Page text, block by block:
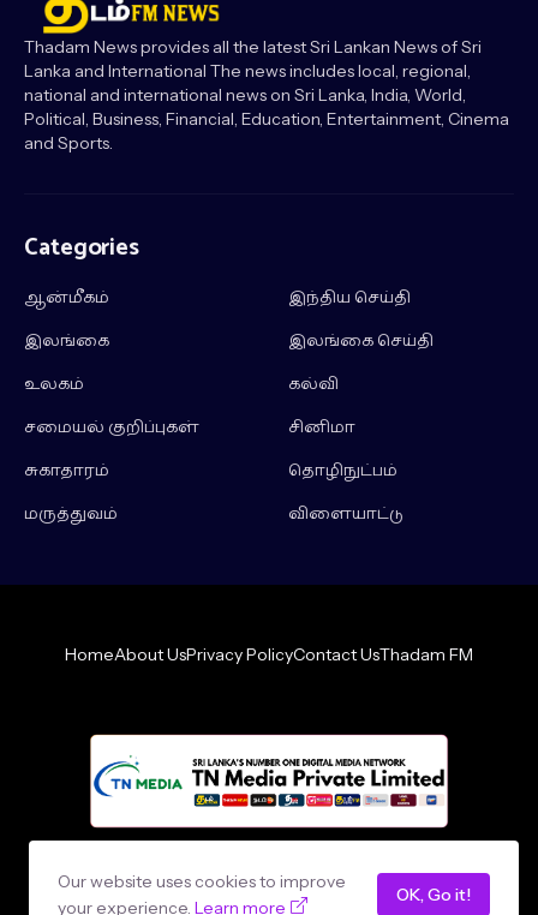
Thadam News provides all the latest Sri Lankan News of Sri
Lanka and International The news includes local, regional,
national and international news on Sri Lanka, India, World,
Political, Business, Financial, Education, Entertainment, Cinema
and Sports.
Categories
ஆன்மீகம்
இந்திய செய்தி
இலங்கை
இலங்கை செய்தி
உலகம்
கல்வி
சமையல் குறிப்புகள்
சினிமா
சுகாதாரம்
தொழிநுட்பம்
மருத்துவம்
விளையாட்டு
HomeAbout UsPrivacy PolicyContact UsThadam FM
Our website uses cookies to improve
your experience. Learn more
OK, Go it!